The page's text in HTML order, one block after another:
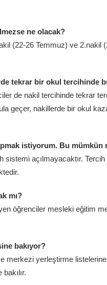
ne olacak?
(22-26 Temmuz) ve 2.nakil
tekrar bir okul tercihinde
de nakil tercihinde tekrar
geçer, nakillerde bir okul
istiyorum. Bu mümkün
sistemi açılmayacaktır.
mı?
öğrenciler mesleki eğitim
bakıyor?
merkezi yerleştirme